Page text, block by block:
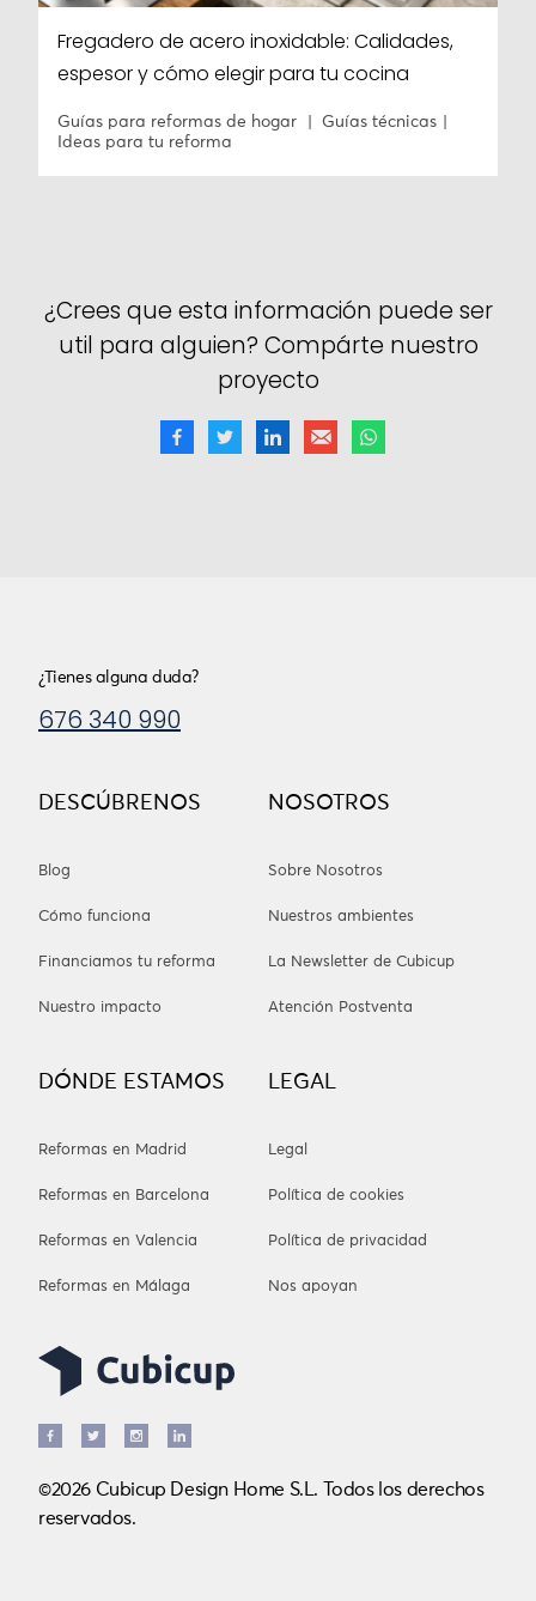
Fregadero de acero inoxidable: Calidades,
espesor y cómo elegir para tu cocina
Guías para reformas de hogar
Guías técnicas
Ideas para tu reforma
¿Crees que esta información puede ser
util para alguien? Compárte nuestro
proyecto
DESCÚBRENOS
Blog
Cómo funciona
Financiamos tu reforma
Nuestro impacto
NOSOTROS
Sobre Nosotros
Nuestros ambientes
La Newsletter de Cubicup
Atención Postventa
DÓNDE ESTAMOS
Reformas en Madrid
Reformas en Barcelona
Reformas en Valencia
Reformas en Málaga
LEGAL
Legal
Política de cookies
Política de privacidad
Nos apoyan
¿Tienes alguna duda?
676 340 990
©2026 Cubicup Design Home S.L. Todos los derechos
reservados.